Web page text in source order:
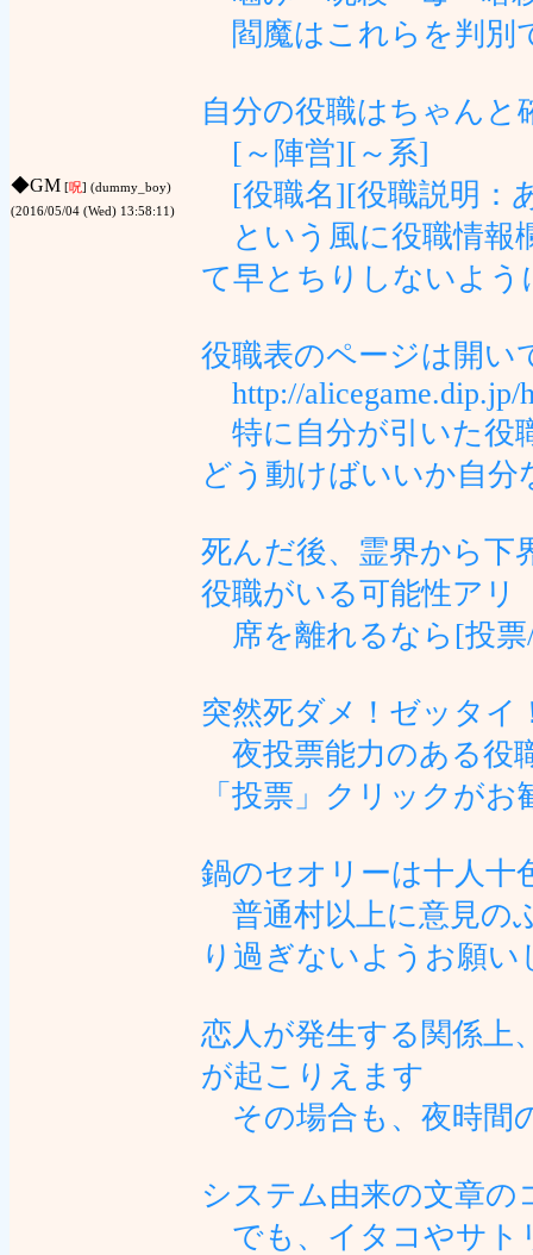
◆GM [呪] (dummy_boy)
(2016/05/04 (Wed) 13:58:11)
閻魔はこれらを判別
自分の役職はちゃんと
[～陣営][～系]
[役職名][役職説明：
という風に役職情報
て早とちりしないよう
役職表のページは開い
http://alicegame.dip.jp/
特に自分が引いた役
どう動けばいいか自
死んだ後、霊界から下
役職がいる可能性アリ
席を離れるなら[投票
突然死ダメ！ゼッタイ
夜投票能力のある役
「投票」クリックがお
鍋のセオリーは十人十
普通村以上に意見の
り過ぎないようお願い
恋人が発生する関係上
が起こりえます
その場合も、夜時間
システム由来の文章
でも、イタコやサト